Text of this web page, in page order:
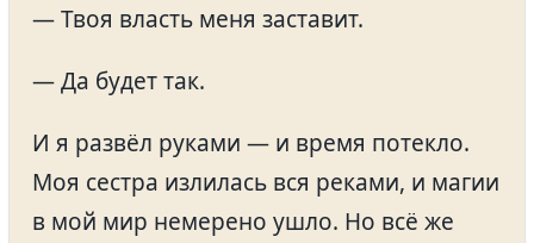
— Твоя власть меня заставит.
— Да будет так.
И я развёл руками — и время потекло.
Моя сестра излилась вся реками, и магии
в мой мир немерено ушло. Но всё же